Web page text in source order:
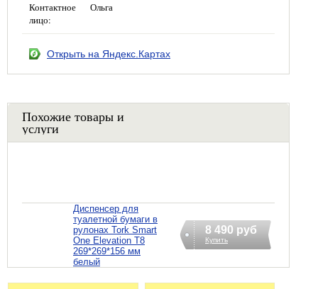
Контактное
лицо:
Ольга
Открыть на Яндекс.Картах
Похожие товары и
услуги
Диспенсер для
туалетной бумаги в
рулонах Tork Smart
One Elevation T8
269*269*156 мм
белый
8 490 руб
Купить